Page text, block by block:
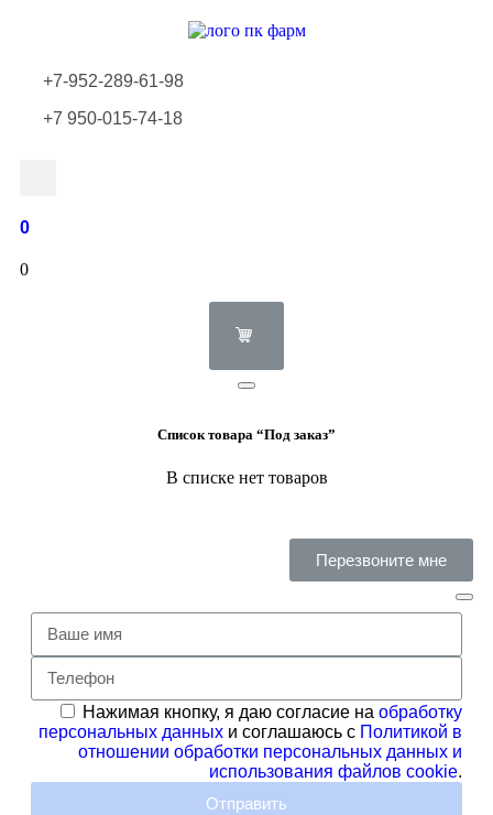
+7-952-289-61-98
+7 950-015-74-18
0
0
Список товара “Под заказ”
В списке нет товаров
Перезвоните мне
Нажимая кнопку, я даю согласие на обработку
персональных данных и соглашаюсь с Политикой в
отношении обработки персональных данных и
использования файлов cookie.
Отправить